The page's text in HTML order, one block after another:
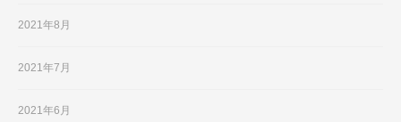
2021年8月
2021年7月
2021年6月